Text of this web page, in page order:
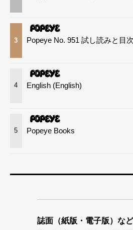
3 Popeye No. 951 試し読みと目次
4 English (English)
5 Popeye Books
誌面（紙版・電子版）な